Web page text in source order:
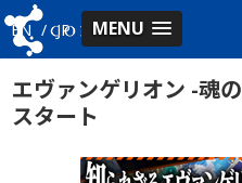
EN / JP MENU
エヴァンゲリオン -魂
スタート